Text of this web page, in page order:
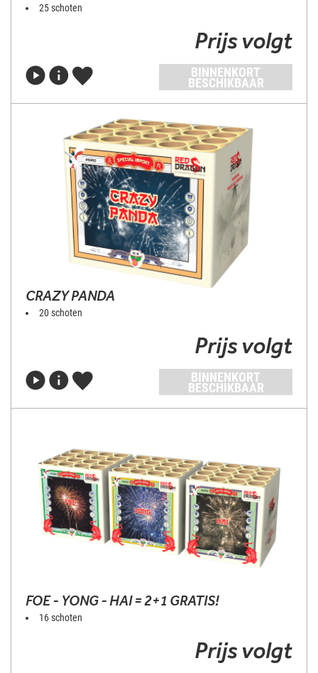
25 schoten
Prijs volgt
BINNENKORT
BESCHIKBAAR
CRAZY PANDA
20 schoten
Prijs volgt
BINNENKORT
BESCHIKBAAR
FOE - YONG - HAI = 2+1 GRATIS!
16 schoten
Prijs volgt